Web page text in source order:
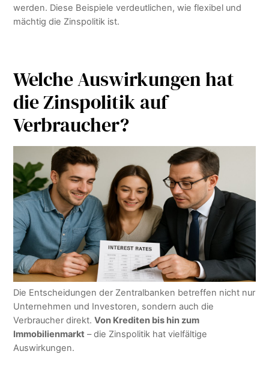
werden. Diese Beispiele verdeutlichen, wie flexibel und
mächtig die Zinspolitik ist.
Welche Auswirkungen hat
die Zinspolitik auf
Verbraucher?
Die Entscheidungen der Zentralbanken betreffen nicht nur
Unternehmen und Investoren, sondern auch die
Verbraucher direkt.Von Krediten bis hin zum
Immobilienmarkt – die Zinspolitik hat vielfältige
Auswirkungen.